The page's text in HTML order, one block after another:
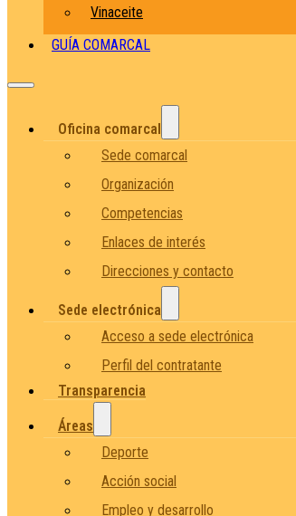
Vinaceite
GUÍA COMARCAL
Oficina comarcal
Sede comarcal
Organización
Competencias
Enlaces de interés
Direcciones y contacto
Sede electrónica
Acceso a sede electrónica
Perfil del contratante
Transparencia
Áreas
Deporte
Acción social
Empleo y desarrollo